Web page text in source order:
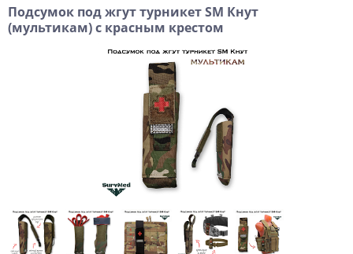
Подсумок под жгут турникет SM Кнут
(мультикам) с красным крестом